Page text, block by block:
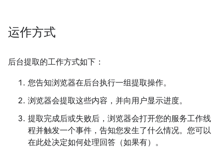
运作方式
后台提取的工作方式如下：
您告知浏览器在后台执行一组提取操作。
浏览器会提取这些内容，并向用户显示进度。
提取完成后或失败后，浏览器会打开您的服务工作线
程并触发一个事件，告知您发生了什么情况。您可以
在此处决定如何处理回答（如果有）。